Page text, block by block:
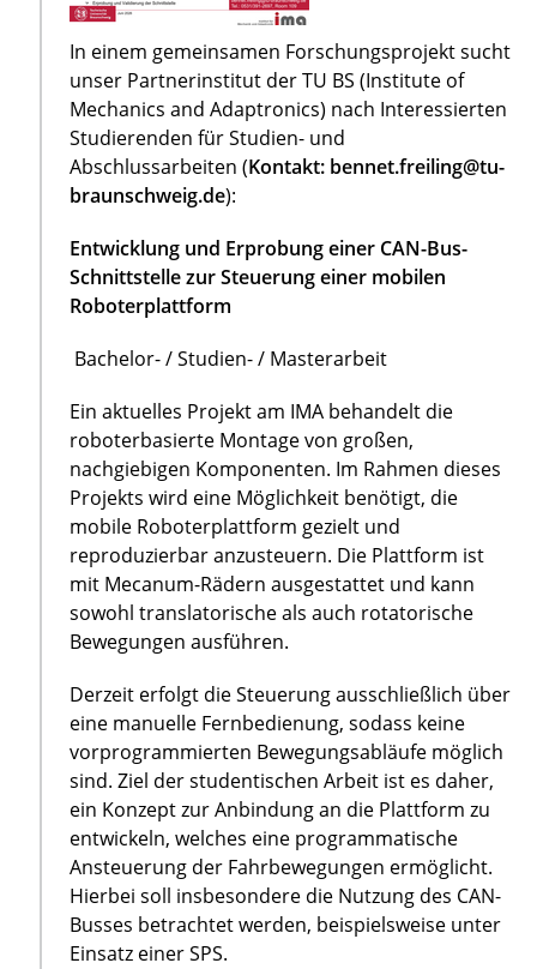
In einem gemeinsamen Forschungsprojekt sucht
unser Partnerinstitut der TU BS (Institute of
Mechanics and Adaptronics) nach Interessierten
Studierenden für Studien- und
Abschlussarbeiten (Kontakt: bennet.freiling@tu-
braunschweig.de):
Entwicklung und Erprobung einer CAN-Bus-
Schnittstelle zur Steuerung einer mobilen
Roboterplattform
Bachelor- / Studien- / Masterarbeit
Ein aktuelles Projekt am IMA behandelt die
roboterbasierte Montage von großen,
nachgiebigen Komponenten. Im Rahmen dieses
Projekts wird eine Möglichkeit benötigt, die
mobile Roboterplattform gezielt und
reproduzierbar anzusteuern. Die Plattform ist
mit Mecanum-Rädern ausgestattet und kann
sowohl translatorische als auch rotatorische
Bewegungen ausführen.
Derzeit erfolgt die Steuerung ausschließlich über
eine manuelle Fernbedienung, sodass keine
vorprogrammierten Bewegungsabläufe möglich
sind. Ziel der studentischen Arbeit ist es daher,
ein Konzept zur Anbindung an die Plattform zu
entwickeln, welches eine programmatische
Ansteuerung der Fahrbewegungen ermöglicht.
Hierbei soll insbesondere die Nutzung des CAN-
Busses betrachtet werden, beispielsweise unter
Einsatz einer SPS.